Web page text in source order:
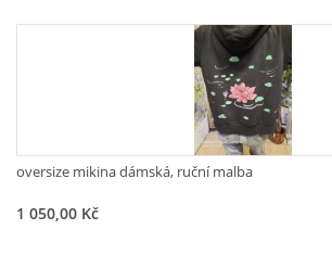
oversize mikina dámská, ruční malba
1 050,00 Kč